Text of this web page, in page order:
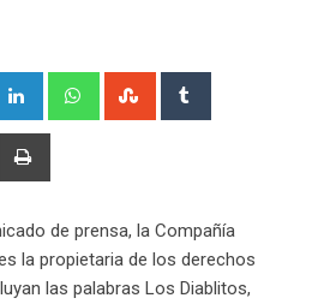
LinkedIn WhatsappStumbleUpon
Share
de prensa, la Compañía
la propietaria de los derechos
las palabras Los Diablitos,